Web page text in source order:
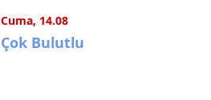
Cuma, 14.08
Çok Bulutlu